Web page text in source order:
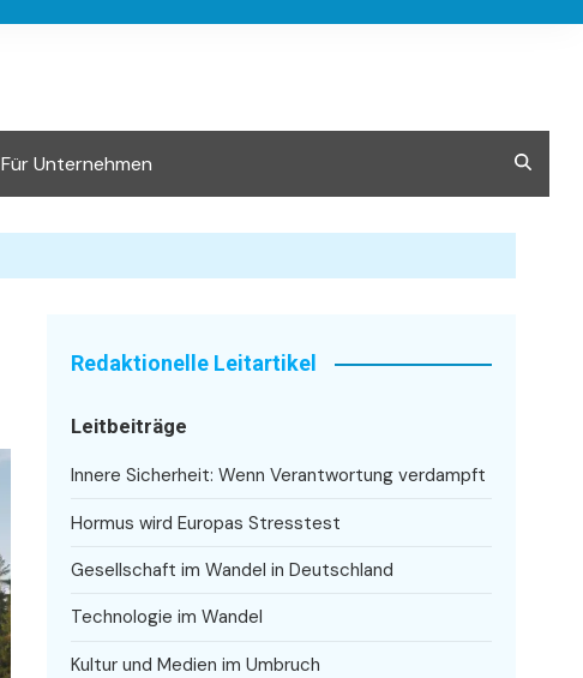
Für Unternehmen
Redaktionelle Leitartikel
Leitbeiträge
Innere Sicherheit: Wenn Verantwortung verdampft
Hormus wird Europas Stresstest
Gesellschaft im Wandel in Deutschland
Technologie im Wandel
Kultur und Medien im Umbruch